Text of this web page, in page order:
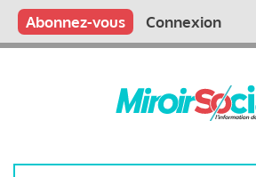
Aller
contenu
Main
Qui sommes nous ?
Vous publiez
Nous publions
Contactez-nous
Abonnez-vous Connexion